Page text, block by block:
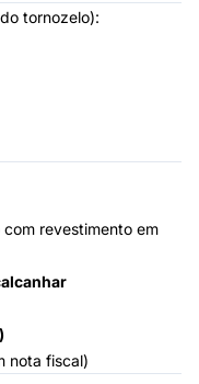
tornozelo):
revestimento em
nota fiscal)